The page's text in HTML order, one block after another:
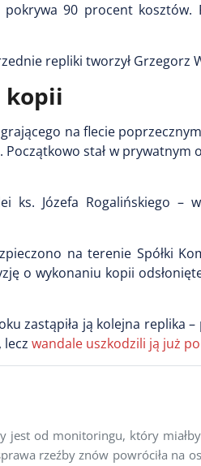
90 procent kosztów.
repliki tworzył Grzegorz
kopii
na flecie
stał w prywatnym
ks. Józefa Rogalińskiego –
na terenie Spółki
o wykonaniu kopii
zastąpiła ją kolejna replika –
lecz wandale uszkodzili ją już
jest od monitoringu, który
rzeźby znów powróciła na